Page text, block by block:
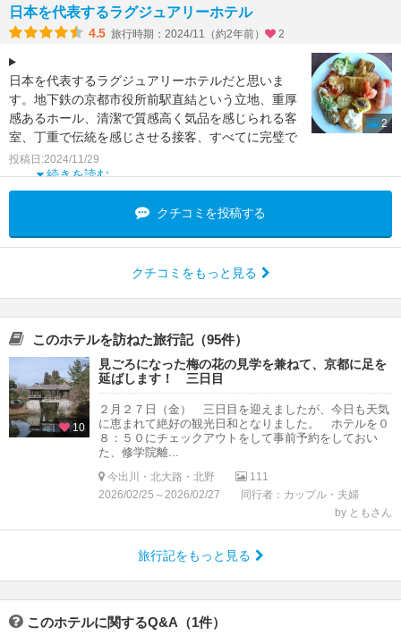
日本を代表するラグジュアリーホテル
4.5 旅行時期：2024/11（約2年前） 2
日本を代表するラグジュアリーホテルだと思いま
す。地下鉄の京都市役所前駅直結という立地、重厚
感あるホール、清潔で質感高く気品を感じられる客
室、丁重で伝統を感じさせる接客、すべてに完璧で
言うことありません
続きを読む
投稿日:2024/11/29
2
クチコミを投稿する
クチコミをもっと見る
このホテルを訪ねた旅行記（95件）
10
見ごろになった梅の花の見学を兼ねて、京都に足を
延ばします！ 三日目
２月２７日（金） 三日目を迎えましたが、今日も天気
に恵まれて絶好の観光日和となりました。 ホテルを０
８：５０にチェックアウトをして事前予約をしておい
た、修学院離...
今出川・北大路・北野
111
2026/02/25～2026/02/27
同行者：カップル・夫婦
by ともさん
旅行記をもっと見る
このホテルに関するQ&A（1件）